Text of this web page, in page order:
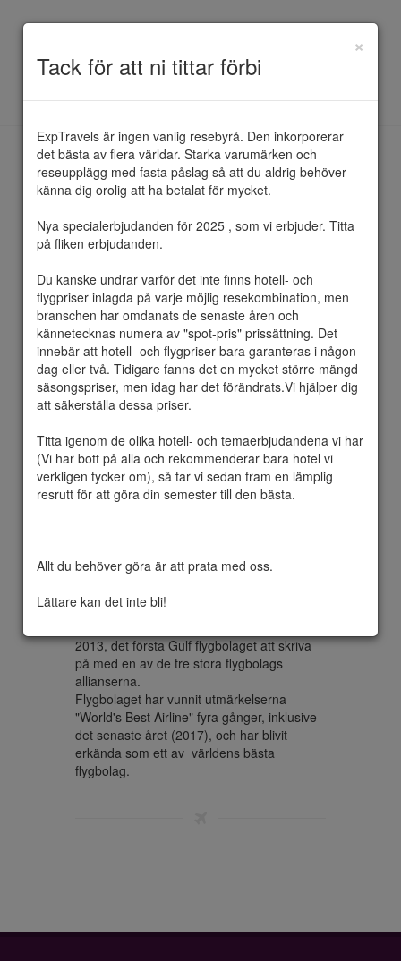
Tack för att ni tittar förbi
×
ExpTravels är ingen vanlig resebyrå. Den inkorporerar
det bästa av flera världar. Starka varumärken och
reseupplägg med fasta påslag så att du aldrig behöver
känna dig orolig att ha betalat för mycket.
Nya specialerbjudanden för 2025 , som vi erbjuder. Titta
på fliken erbjudanden.
Du kanske undrar varför det inte finns hotell- och
flygpriser inlagda på varje möjlig resekombination, men
branschen har omdanats de senaste åren och
kännetecknas numera av "spot-pris" prissättning. Det
innebär att hotell- och flygpriser bara garanteras i någon
dag eller två. Tidigare fanns det en mycket större mängd
säsongspriser, men idag har det förändrats.Vi hjälper dig
att säkerställa dessa priser.
Titta igenom de olika hotell- och temaerbjudandena vi har
(Vi har bott på alla och rekommenderar bara hotel vi
verkligen tycker om), så tar vi sedan fram en lämplig
resrutt för att göra din semester till den bästa.
Allt du behöver göra är att prata med oss.
Lättare kan det inte bli!
Qatar Airways
Qatar Airways, är Qatars statsägda
flygbolag. Huvudkontoret ligger i Qatar
”hub and spoke” nätverk som kopplar över
150 internationella destinationer över Afrika,
Centralasien, Europa, Fjärran Östern,
Sydostasien, Mellanöstern, Nordamerika,
Qatar Airways Group sysselsätter mer än
direkt för Qatar Airways. Flybolaget har varit
2013, det första Gulf flygbolaget att skriva
på med en av de tre stora flygbolags
allianserna.
Flygbolaget har vunnit utmärkelserna
"World's Best Airline" fyra gånger, inklusive
det senaste året (2017), och har blivit
erkända som ett av  världens bästa
flygbolag.